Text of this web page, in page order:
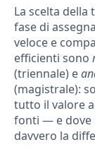
La scelta della
fase di
veloce e
efficienti sono
(triennale) e
(magistrale):
tutto il valore
fonti — e dove
davvero la